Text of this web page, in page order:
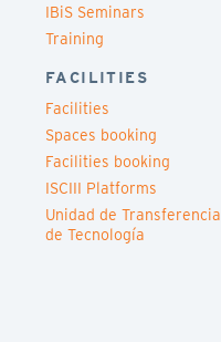
IBiS Seminars
Training
FACILITIES
Facilities
Spaces booking
Facilities booking
ISCIII Platforms
Unidad de Transferencia
de Tecnología